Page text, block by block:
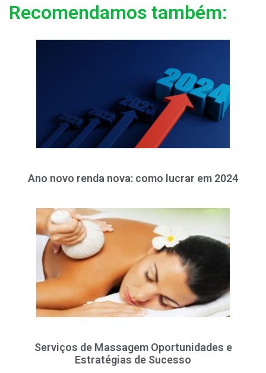
Recomendamos também:
Ano novo renda nova: como lucrar em 2024
Serviços de Massagem Oportunidades e
Estratégias de Sucesso